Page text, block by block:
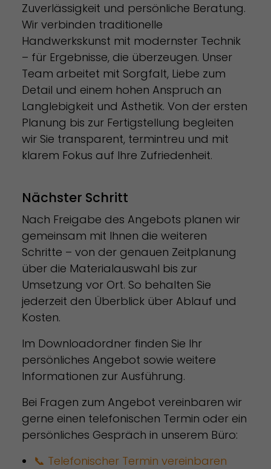
Zuverlässigkeit und persönliche Beratung.
Wir verbinden traditionelle
Handwerkskunst mit modernster Technik
– für Ergebnisse, die überzeugen. Unser
Team arbeitet mit Sorgfalt, Liebe zum
Detail und einem hohen Anspruch an
Langlebigkeit und Ästhetik. Von der ersten
Planung bis zur Fertigstellung begleiten
wir Sie transparent, termintreu und mit
klarem Fokus auf Ihre Zufriedenheit.
Nächster Schritt
Nach Freigabe des Angebots planen wir
gemeinsam mit Ihnen die weiteren
Schritte – von der genauen Zeitplanung
über die Materialauswahl bis zur
Umsetzung vor Ort. So behalten Sie
jederzeit den Überblick über Ablauf und
Kosten.
Im Downloadordner finden Sie Ihr
persönliches Angebot sowie weitere
Informationen zur Ausführung.
Bei Fragen zum Angebot vereinbaren wir
gerne einen telefonischen Termin oder ein
persönliches Gespräch in unserem Büro:
📞 Telefonischer Termin vereinbaren